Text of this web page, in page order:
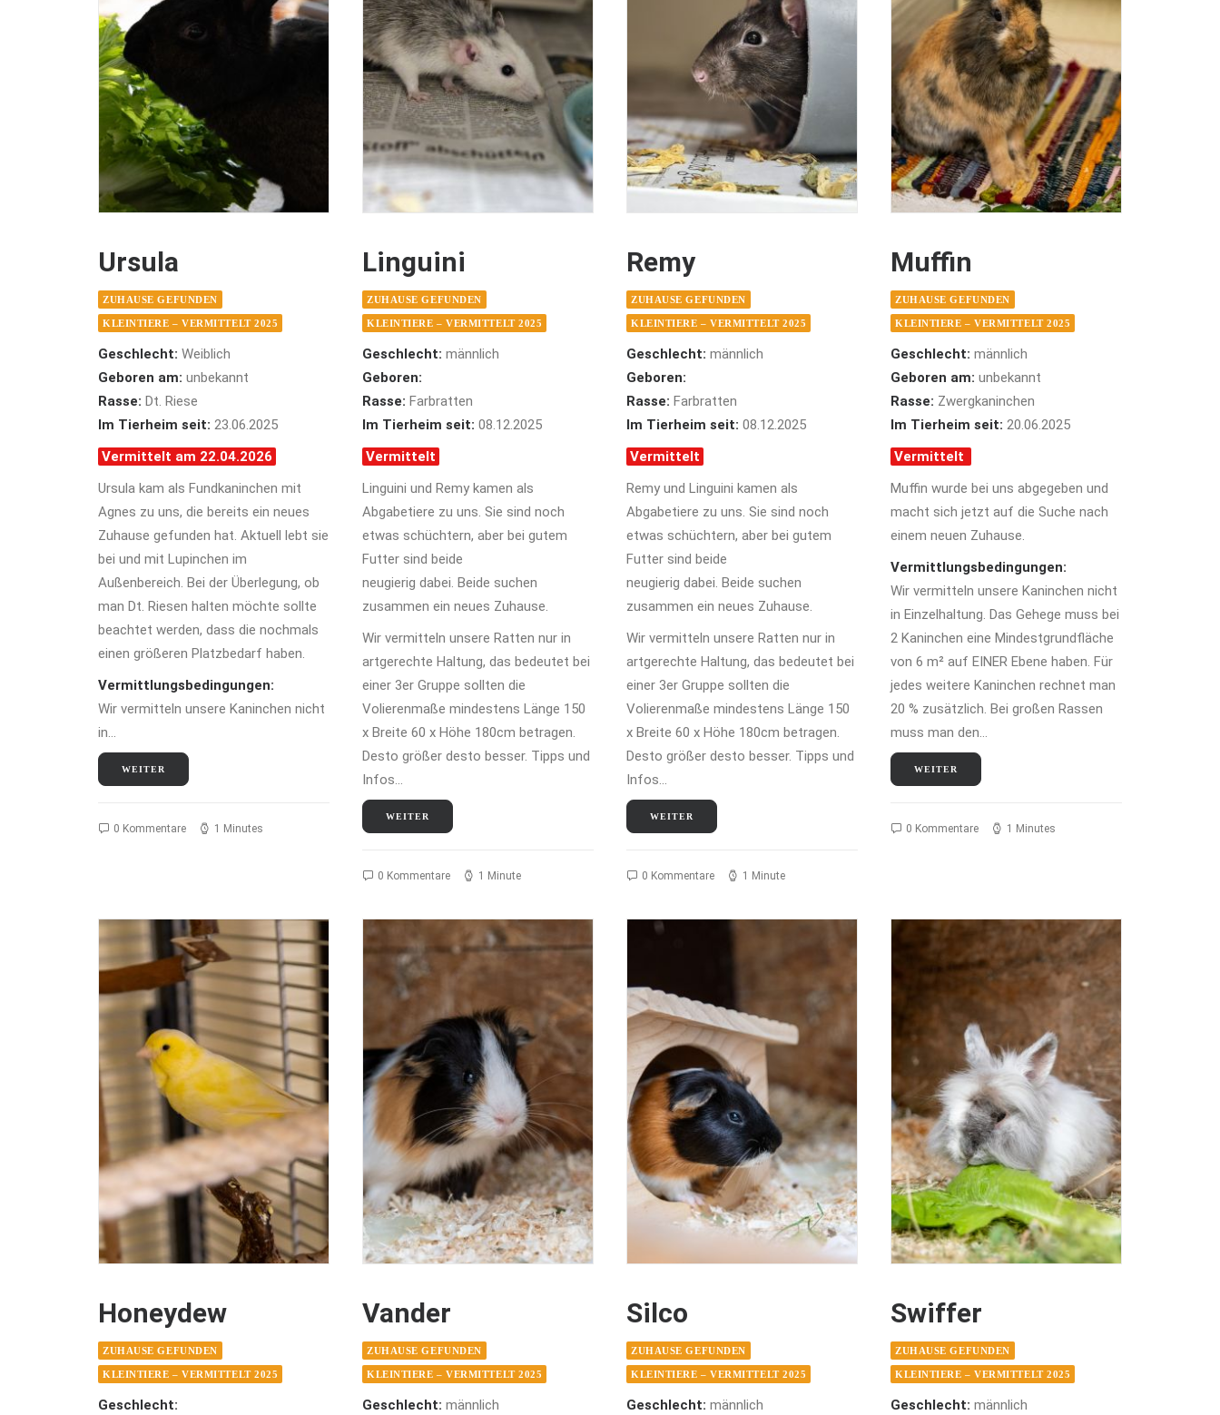
Ursula
ZUHAUSE GEFUNDEN
KLEINTIERE – VERMITTELT 2025
Geschlecht: Weiblich
Geboren am: unbekannt
Rasse: Dt. Riese
Im Tierheim seit: 23.06.2025
Vermittelt am 22.04.2026
Ursula kam als Fundkaninchen mit
Agnes zu uns, die bereits ein neues
Zuhause gefunden hat. Aktuell lebt sie
bei und mit Lupinchen im
Außenbereich. Bei der Überlegung, ob
man Dt. Riesen halten möchte sollte
beachtet werden, dass die nochmals
einen größeren Platzbedarf haben.
Vermittlungsbedingungen:
Wir vermitteln unsere Kaninchen nicht
in…
WEITER
0 Kommentare 1 Minutes
Linguini
ZUHAUSE GEFUNDEN
KLEINTIERE – VERMITTELT 2025
Geschlecht: männlich
Geboren:
Rasse: Farbratten
Im Tierheim seit: 08.12.2025
Vermittelt
Linguini und Remy kamen als
Abgabetiere zu uns. Sie sind noch
etwas schüchtern, aber bei gutem
Futter sind beide
neugierig dabei. Beide suchen
zusammen ein neues Zuhause.
Wir vermitteln unsere Ratten nur in
artgerechte Haltung, das bedeutet bei
einer 3er Gruppe sollten die
Volierenmaße mindestens Länge 150
x Breite 60 x Höhe 180cm betragen.
Desto größer desto besser. Tipps und
Infos…
WEITER
0 Kommentare 1 Minute
Remy
ZUHAUSE GEFUNDEN
KLEINTIERE – VERMITTELT 2025
Geschlecht: männlich
Geboren:
Rasse: Farbratten
Im Tierheim seit: 08.12.2025
Vermittelt
Remy und Linguini kamen als
Abgabetiere zu uns. Sie sind noch
etwas schüchtern, aber bei gutem
Futter sind beide
neugierig dabei. Beide suchen
zusammen ein neues Zuhause.
Wir vermitteln unsere Ratten nur in
artgerechte Haltung, das bedeutet bei
einer 3er Gruppe sollten die
Volierenmaße mindestens Länge 150
x Breite 60 x Höhe 180cm betragen.
Desto größer desto besser. Tipps und
Infos…
WEITER
0 Kommentare 1 Minute
Muffin
ZUHAUSE GEFUNDEN
KLEINTIERE – VERMITTELT 2025
Geschlecht: männlich
Geboren am: unbekannt
Rasse: Zwergkaninchen
Im Tierheim seit: 20.06.2025
Vermittelt
Muffin wurde bei uns abgegeben und
macht sich jetzt auf die Suche nach
einem neuen Zuhause.
Vermittlungsbedingungen:
Wir vermitteln unsere Kaninchen nicht
in Einzelhaltung. Das Gehege muss bei
2 Kaninchen eine Mindestgrundfläche
von 6 m² auf EINER Ebene haben. Für
jedes weitere Kaninchen rechnet man
20 % zusätzlich. Bei großen Rassen
muss man den…
WEITER
0 Kommentare 1 Minutes
Honeydew
ZUHAUSE GEFUNDEN
KLEINTIERE – VERMITTELT 2025
Geschlecht:
Vander
ZUHAUSE GEFUNDEN
KLEINTIERE – VERMITTELT 2025
Geschlecht: männlich
Silco
ZUHAUSE GEFUNDEN
KLEINTIERE – VERMITTELT 2025
Geschlecht: männlich
Swiffer
ZUHAUSE GEFUNDEN
KLEINTIERE – VERMITTELT 2025
Geschlecht: männlich